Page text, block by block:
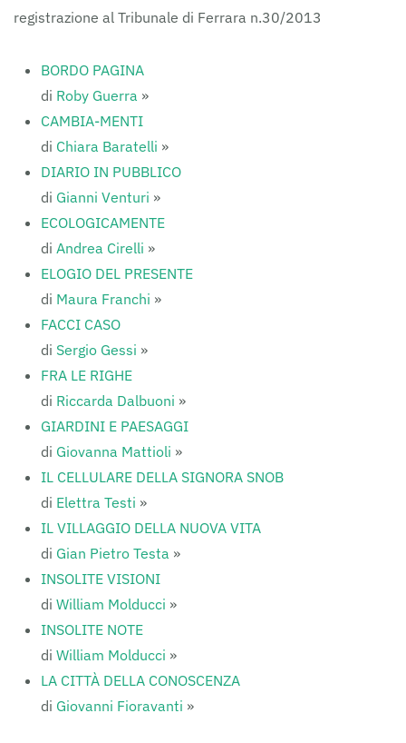
registrazione al Tribunale di Ferrara n.30/2013
BORDO PAGINA
di Roby Guerra »
CAMBIA-MENTI
di Chiara Baratelli »
DIARIO IN PUBBLICO
di Gianni Venturi »
ECOLOGICAMENTE
di Andrea Cirelli »
ELOGIO DEL PRESENTE
di Maura Franchi »
FACCI CASO
di Sergio Gessi »
FRA LE RIGHE
di Riccarda Dalbuoni »
GIARDINI E PAESAGGI
di Giovanna Mattioli »
IL CELLULARE DELLA SIGNORA SNOB
di Elettra Testi »
IL VILLAGGIO DELLA NUOVA VITA
di Gian Pietro Testa »
INSOLITE VISIONI
di William Molducci »
INSOLITE NOTE
di William Molducci »
LA CITTÀ DELLA CONOSCENZA
di Giovanni Fioravanti »